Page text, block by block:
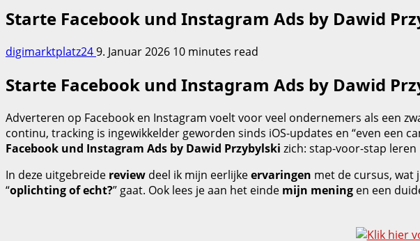
Starte Facebook und Instagram Ads by Dawid
digimarktplatz249. Januar 2026 10 minutes read
Starte Facebook und Instagram Ads by Dawid
Adverteren op Facebook en Instagram voelt voor veel ondernemers als een
continu, tracking is ingewikkelder geworden sinds iOS-updates en “even een
Facebook und Instagram Ads by Dawid Przybylski zich: stap-voor-stap
In deze uitgebreide review deel ik mijn eerlijkeervaringen met de cursus, wat
“oplichting of echt?” gaat. Ook lees je aan het einde mijn mening en een